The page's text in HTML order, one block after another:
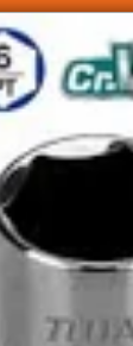
CÓMO COMPRAR